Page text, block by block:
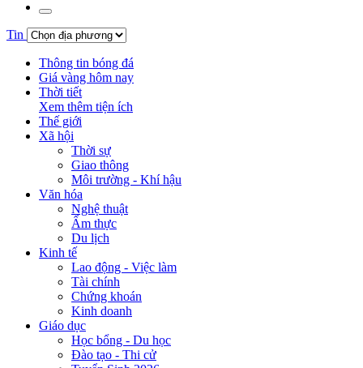
Tin
Thông tin bóng đá
Giá vàng hôm nay
Thời tiết
Xem thêm tiện ích
Thế giới
Xã hội
Thời sự
Giao thông
Môi trường - Khí hậu
Văn hóa
Nghệ thuật
Ẩm thực
Du lịch
Kinh tế
Lao động - Việc làm
Tài chính
Chứng khoán
Kinh doanh
Giáo dục
Học bổng - Du học
Đào tạo - Thi cử